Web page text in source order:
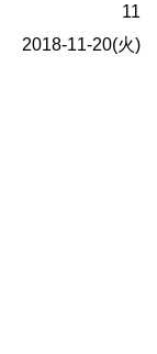
11
2018-11-20(火)